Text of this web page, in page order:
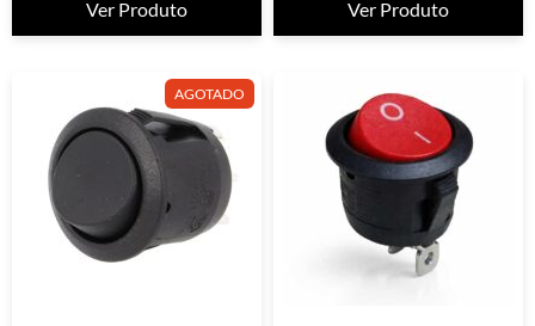
Ver Produto Ver Produto
AGOTADO